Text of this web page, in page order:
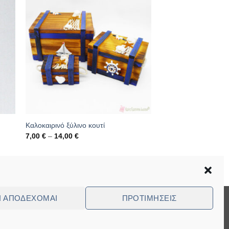
ΑΠΟΔΈΧΟΜΑΙ ΠΡΟΤΙΜΉΣΕΙΣ
Καλοκαιρινό ξύλινο κουτί
7,00 € – 14,00 €Price
Visa
Bank
Cash